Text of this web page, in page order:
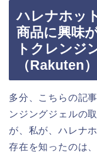
ハレナホッ
商品に興味
トクレンジ
（Rakuten
多分、こちらの記
ンジングジェルの
が、私が、ハレナ
存在を知ったのは